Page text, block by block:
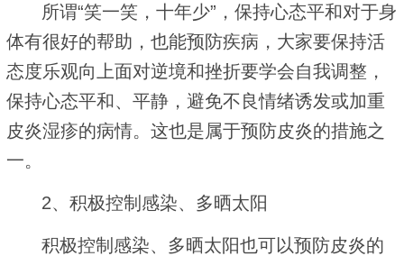
所谓“笑一笑，十年少”，保持心态平和对于身
体有很好的帮助，也能预防疾病，大家要保持活
态度乐观向上面对逆境和挫折要学会自我调整，
保持心态平和、平静，避免不良情绪诱发或加重
皮炎湿疹的病情。这也是属于预防皮炎的措施之
一。
2、积极控制感染、多晒太阳
积极控制感染、多晒太阳也可以预防皮炎的